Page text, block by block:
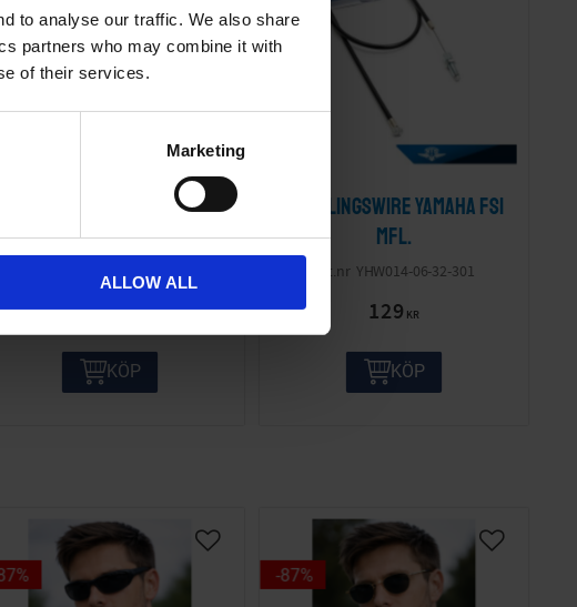
to analyse our traffic. We also share
partners who may combine it with
of their services.
Marketing
ALLOW ALL
Skruvsats Motor Yamaha
FS1
YHM016-25-16-103
249
KÖP
Kopplingswire Yamaha FS1
mfl.
YHW014-06-32-301
129 KR
KÖP
% 87%